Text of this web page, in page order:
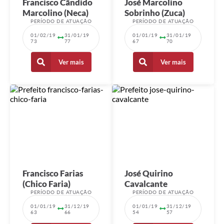
Projetos
Emprega
Carta de Serviços
Diário Oficial
Marcolino (Neca)
PERÍODO DE ATUAÇÃO
01/02/19
73
31/01/19
77
Ver mais
Sobrinho (Zuca)
PERÍODO DE ATUAÇÃO
01/01/19
67
31/01/19
70
Ver mais
Francisco Farias
(Chico Faria)
PERÍODO DE ATUAÇÃO
01/01/19
63
31/12/19
66
José Quirino
Cavalcante
PERÍODO DE ATUAÇÃO
01/01/19
54
31/12/19
57